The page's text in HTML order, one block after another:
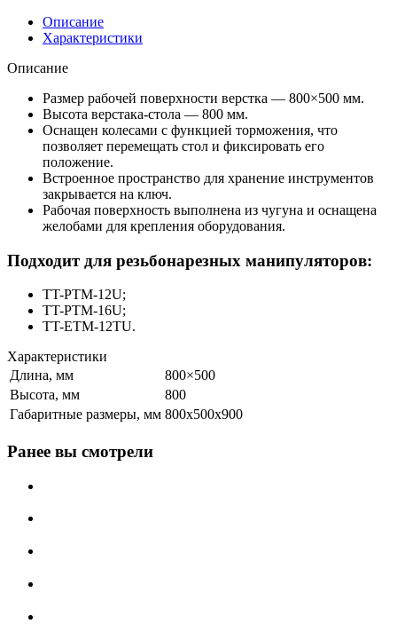
Описание
Характеристики
Описание
Размер рабочей поверхности верстка — 800×500 мм.
Высота верстака-стола — 800 мм.
Оснащен колесами с функцией торможения, что
позволяет перемещать стол и фиксировать его
положение.
Встроенное пространство для хранение инструментов
закрывается на ключ.
Рабочая поверхность выполнена из чугуна и оснащена
желобами для крепления оборудования.
Подходит для резьбонарезных манипуляторов:
TT-PTM-12U;
TT-PTM-16U;
TT-ETM-12TU.
Характеристики
Длина, мм
800×500
Высота, мм
800
Габаритные размеры, мм 800х500х900
Ранее вы смотрели